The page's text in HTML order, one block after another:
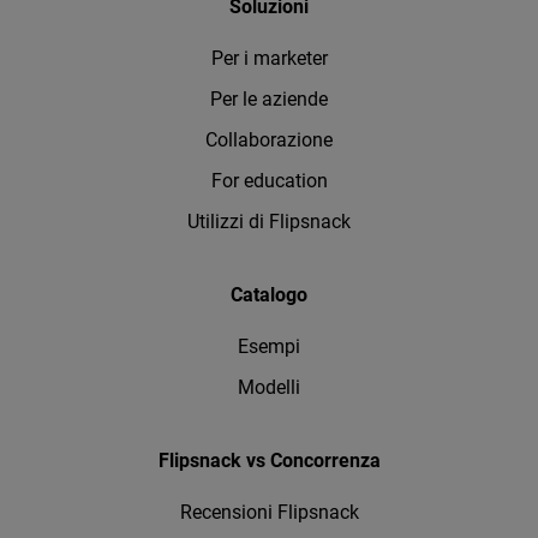
Soluzioni
Per i marketer
Per le aziende
Collaborazione
For education
Utilizzi di Flipsnack
Catalogo
Esempi
Modelli
Flipsnack vs Concorrenza
Recensioni Flipsnack